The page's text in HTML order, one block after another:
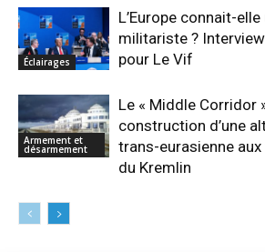
Éclairages
L’Europe connait-
militariste ?
pour Le Vif
Armement et
désarmement
Le « Middle Corridor
construction d’une
trans-eurasienne
du Kremlin